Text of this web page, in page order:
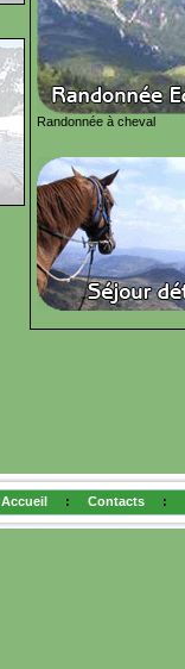
Randonnée à cheval
Accueil : Contacts :